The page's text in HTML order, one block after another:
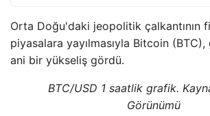
Orta Doğu'daki jeopolitik çalkantının
piyasalara yayılmasıyla Bitcoin
ani bir yükseliş gördü.
BTC/USD 1 saatlik grafik.
Görünümü